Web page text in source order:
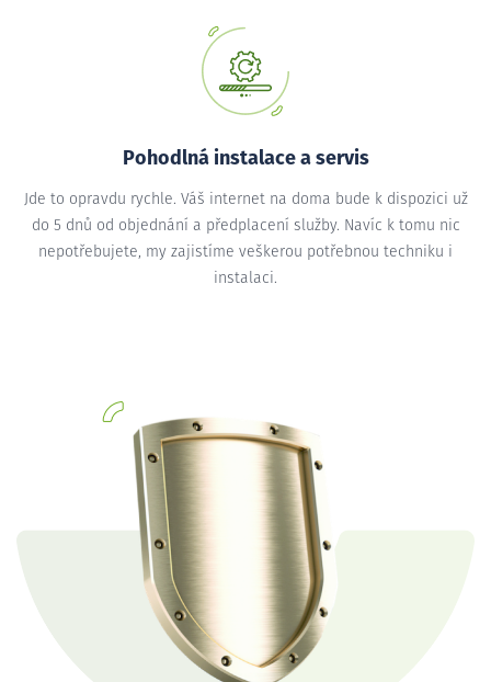
Pohodlná instalace a servis
Jde to opravdu rychle. Váš internet na doma bude k dispozici už
do 5 dnů od objednání a předplacení služby. Navíc k tomu nic
nepotřebujete, my zajistíme veškerou potřebnou techniku i
instalaci.